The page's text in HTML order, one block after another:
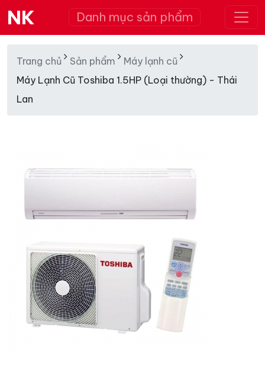
NK Danh mục sản phẩm
Trang chủ Sản phẩm
Máy lạnh cũ
Máy Lạnh Cũ Toshiba 1.5HP (Loại thường) - Thái
Lan